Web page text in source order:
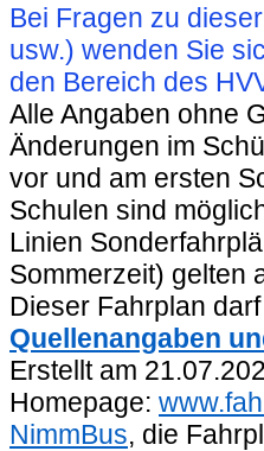
Bei Fragen zu
usw.) wenden Sie
den Bereich des
Alle Angaben ohne
Änderungen im
vor und am ersten
Schulen sind
Linien
Sommerzeit) gelten
Dieser Fahrplan
Quellenangaben
Erstellt am
Homepage:
NimmBus, die